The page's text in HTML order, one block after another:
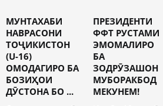
МУНТАХАБИ
НАВРАСОНИ
ТОҶИКИСТОН
(U-16)
ОМОДАГИРО БА
БОЗИҲОИ
ДӮСТОНА БО ...
ПРЕЗИДЕНТИ
ФФТ РУСТАМИ
ЭМОМАЛИРО
БА
ЗОДРӮЗАШОН
МУБОРАКБОД
МЕКУНЕМ!